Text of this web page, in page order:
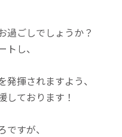
過ごしでしょうか？
し、
揮されますよう、
しております！
すが、